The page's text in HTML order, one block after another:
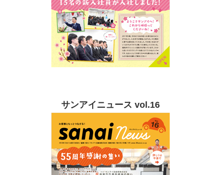
サンアイニュース vol.16